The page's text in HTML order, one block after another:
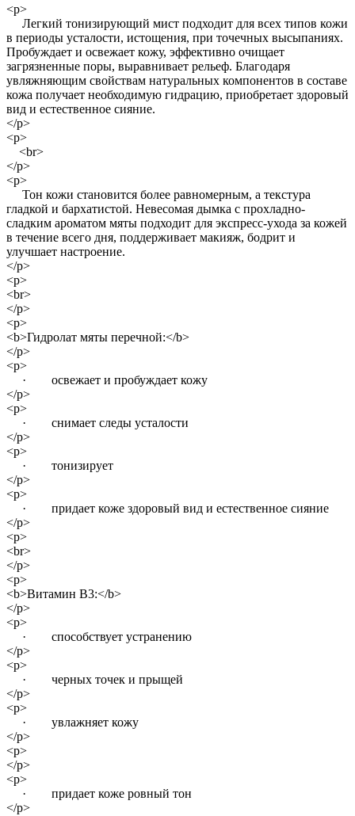
<p>
Легкий тонизирующий мист подходит для всех типов кожи
в периоды усталости, истощения, при точечных высыпаниях.
Пробуждает и освежает кожу, эффективно очищает
загрязненные поры, выравнивает рельеф. Благодаря
увляжняющим свойствам натуральных компонентов в составе
кожа получает необходимую гидрацию, приобретает здоровый
вид и естественное сияние.
</p>
<p>
<br>
</p>
<p>
Тон кожи становится более равномерным, а текстура
гладкой и бархатистой. Невесомая дымка с прохладно-
сладким ароматом мяты подходит для экспресс-ухода за кожей
в течение всего дня, поддерживает макияж, бодрит и
улучшает настроение.
</p>
<p>
<br>
</p>
<p>
<b>Гидролат мяты перечной:</b>
</p>
<p>
· освежает и пробуждает кожу
</p>
<p>
· снимает следы усталости
</p>
<p>
· тонизирует
</p>
<p>
· придает коже здоровый вид и естественное сияние
</p>
<p>
<br>
</p>
<p>
<b>Витамин B3:</b>
</p>
<p>
· способствует устранению
</p>
<p>
· черных точек и прыщей
</p>
<p>
· увлажняет кожу
</p>
<p>
</p>
<p>
· придает коже ровный тон
</p>